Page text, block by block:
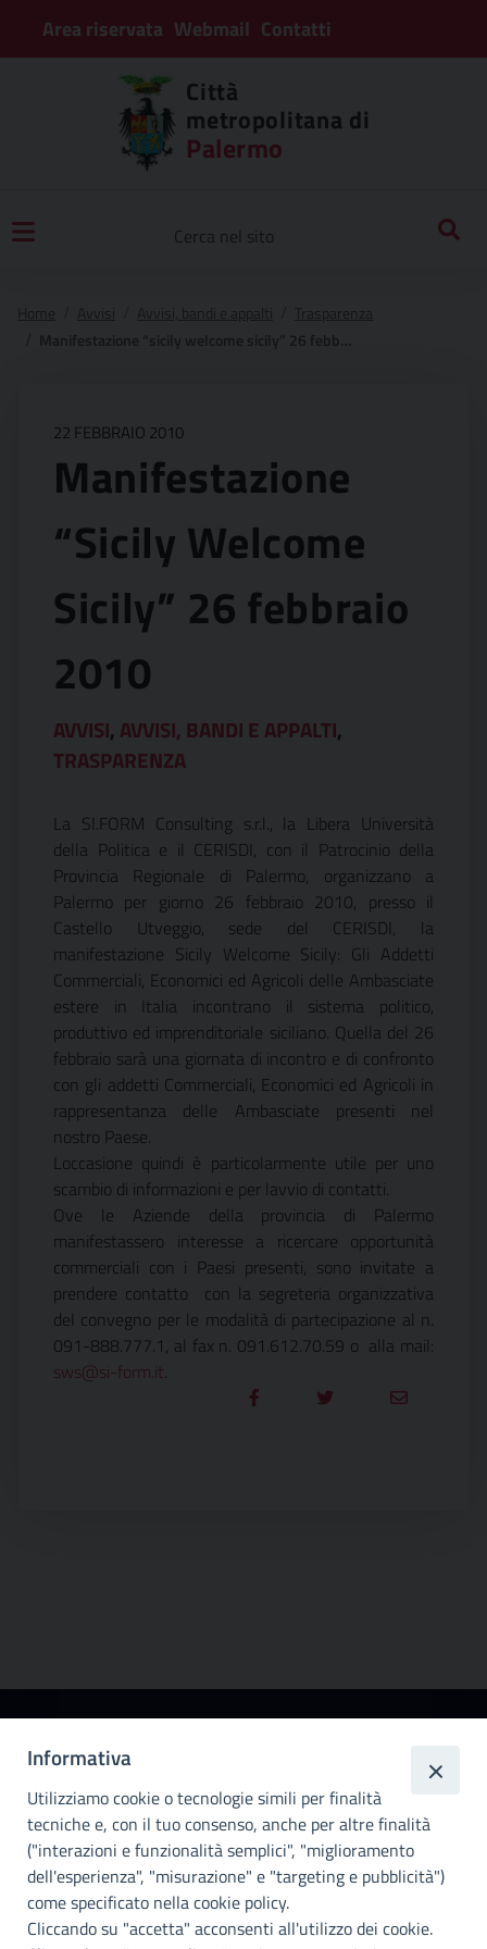
Area riservata Webmail Contatti
Città
metropolitana di
Palermo
22 FEBBRAIO 2010
Manifestazione
“Sicily Welcome
Sicily” 26 febbraio
2010
AVVISI, AVVISI, BANDI E APPALTI,
TRASPARENZA
La SI.FORM Consulting s.r.l., la Libera Università
della Politica e il CERISDI, con il Patrocinio della
Provincia Regionale di Palermo, organizzano a
Palermo per giorno 26 febbraio 2010, presso il
Castello Utveggio, sede del CERISDI, la
manifestazione Sicily Welcome Sicily: Gli Addetti
Commerciali, Economici ed Agricoli delle Ambasciate
estere in Italia incontrano il sistema politico,
produttivo ed imprenditoriale siciliano. Quella del 26
febbraio sarà una giornata di incontro e di confronto
con gli addetti Commerciali, Economici ed Agricoli in
rappresentanza delle Ambasciate presenti nel
nostro Paese.
Loccasione quindi è particolarmente utile per uno
scambio di informazioni e per lavvio di contatti.
Ove le Aziende della provincia di Palermo
manifestassero interesse a ricercare opportunità
commerciali con i Paesi presenti, sono invitate a
prendere contatto con la segreteria organizzativa
del convegno per le modalità di partecipazione al n.
091-888.777.1, al fax n. 091.612.70.59 o alla mail:
sws@si-form.it.
metropolitana di
Palermo
Info e contatti
Città Metropoliitana di Palermo
Via Maqueda, 100 - 90134 - Palermo
Cod. Fisc. 80021470820
PEC: cm.pa@cert.cittametropolitana.pa.it
Informativa
Utilizziamo cookie o tecnologie simili per finalità
tecniche e, con il tuo consenso, anche per altre finalità
("interazioni e funzionalità semplici", "miglioramento
dell'esperienza", "misurazione" e "targeting e pubblicità")
come specificato nella cookie policy.
Cliccando su "accetta" acconsenti all'utilizzo dei cookie.